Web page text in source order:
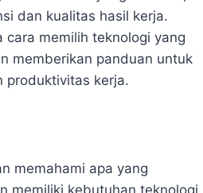
dan kualitas hasil kerja.
memilih teknologi yang
memberikan panduan untuk
produktivitas kerja.
memahami apa yang
memiliki kebutuhan teknologi